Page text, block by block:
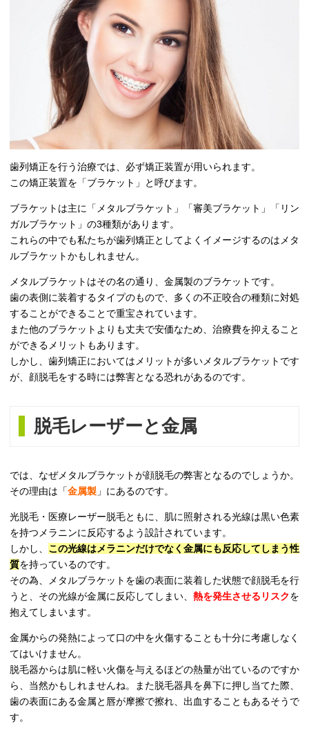
歯列矯正を行う治療では、必ず矯正装置が用いられます。
この矯正装置を「ブラケット」と呼びます。
ブラケットは主に「メタルブラケット」「審美ブラケット」「リン
ガルブラケット」の3種類があります。
これらの中でも私たちが歯列矯正としてよくイメージするのはメタ
ルブラケットかもしれません。
メタルブラケットはその名の通り、金属製のブラケットです。
歯の表側に装着するタイプのもので、多くの不正咬合の種類に対処
することができることで重宝されています。
また他のブラケットよりも丈夫で安価なため、治療費を抑えること
ができるメリットもあります。
しかし、歯列矯正においてはメリットが多いメタルブラケットです
が、顔脱毛をする時には弊害となる恐れがあるのです。
脱毛レーザーと金属
では、なぜメタルブラケットが顔脱毛の弊害となるのでしょうか。
その理由は「金属製 」にあるのです。
光脱毛・医療レーザー脱毛ともに、肌に照射される光線は黒い色素
を持つメラニンに反応するよう設計されています。
しかし、 この光線はメラニンだけでなく金属にも反応してしまう性
質を持っているのです。
その為、メタルブラケットを歯の表面に装着した状態で顔脱毛を行
うと、その光線が金属に反応してしまい、 熱を発生させるリスクを
抱えてしまいます。
金属からの発熱によって口の中を火傷することも十分に考慮しなく
てはいけません。
脱毛器からは肌に軽い火傷を与えるほどの熱量が出ているのですか
ら、当然かもしれませんね。また脱毛器具を鼻下に押し当てた際、
歯の表面にある金属と唇が摩擦で擦れ、出血することもあるそうで
す。